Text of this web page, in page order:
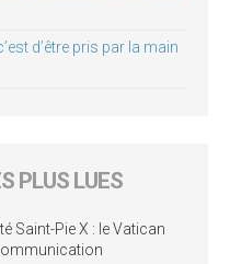
d’être pris par la main
PLUS LUES
Saint-Pie X : le Vatican